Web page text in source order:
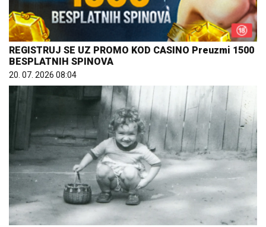
REGISTRUJ SE UZ PROMO KOD CASINO Preuzmi 1500
BESPLATNIH SPINOVA
20. 07. 2026 08:04